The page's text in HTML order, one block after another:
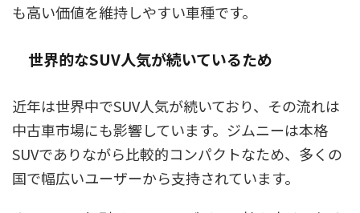
も高い価値を維持しやすい車種です。
世界的なSUV人気が続いているため
近年は世界中でSUV人気が続いており、その流れは
中古車市場にも影響しています。ジムニーは本格
SUVでありながら比較的コンパクトなため、多くの
国で幅広いユーザーから支持されています。